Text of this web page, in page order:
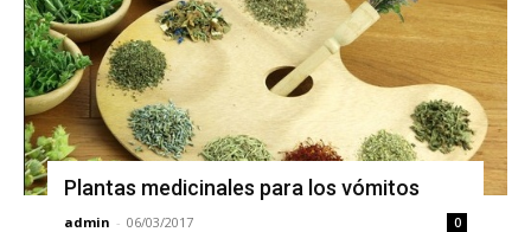
Plantas medicinales para los vómitos
admin - 06/03/2017 0